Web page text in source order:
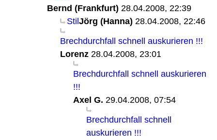
Bernd (Frankfurt) 28.04.2008, 22:39
Stil Jörg (Hanna) 28.04.2008, 22:46
Brechdurchfall schnell auskurieren !!!
Lorenz 28.04.2008, 23:01
Brechdurchfall schnell auskurieren
!!!
Axel G. 29.04.2008, 07:54
Brechdurchfall schnell
auskurieren !!!